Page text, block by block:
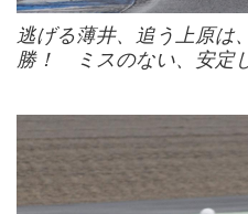
逃げる薄井、追う上原は
勝！ ミスのない、安定